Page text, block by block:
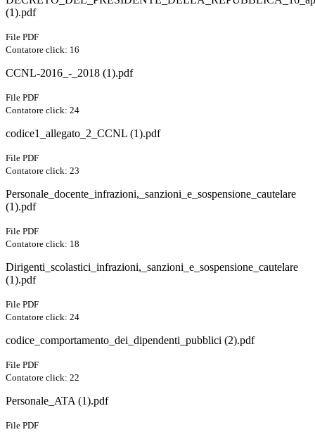
(1).pdf
File PDF
Contatore click: 16
CCNL-2016_-_2018 (1).pdf
File PDF
Contatore click: 24
codice1_allegato_2_CCNL (1).pdf
File PDF
Contatore click: 23
Personale_docente_infrazioni,_sanzioni_e_sospensione_cautelare
(1).pdf
File PDF
Contatore click: 18
Dirigenti_scolastici_infrazioni,_sanzioni_e_sospensione_cautelare
(1).pdf
File PDF
Contatore click: 24
codice_comportamento_dei_dipendenti_pubblici (2).pdf
File PDF
Contatore click: 22
Personale_ATA (1).pdf
File PDF